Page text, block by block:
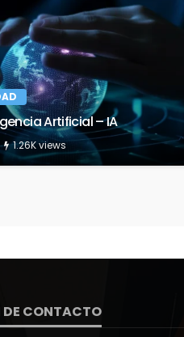
Artificial – IA
1.26K views
CONTACTO